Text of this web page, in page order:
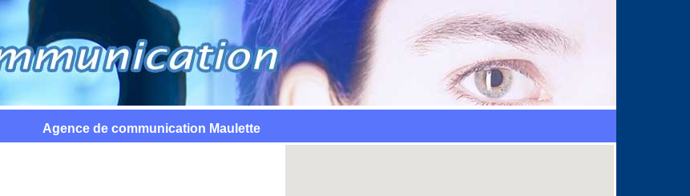
Agence de communication Maulette